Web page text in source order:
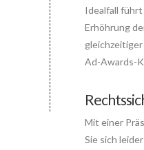
Idealfall
Erhöhrung
Ad-Awards-
Mit einer
Sie sich